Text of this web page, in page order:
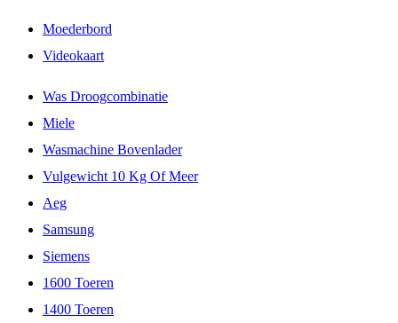
Moederbord
Videokaart
Was Droogcombinatie
Miele
Wasmachine Bovenlader
Vulgewicht 10 Kg Of Meer
Aeg
Samsung
Siemens
1600 Toeren
1400 Toeren